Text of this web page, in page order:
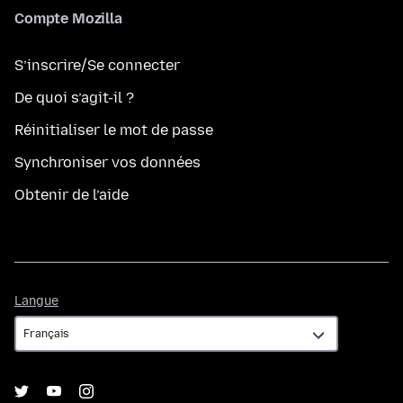
Compte Mozilla
S’inscrire/Se connecter
De quoi s’agit-il ?
Réinitialiser le mot de passe
Synchroniser vos données
Obtenir de l’aide
Langue